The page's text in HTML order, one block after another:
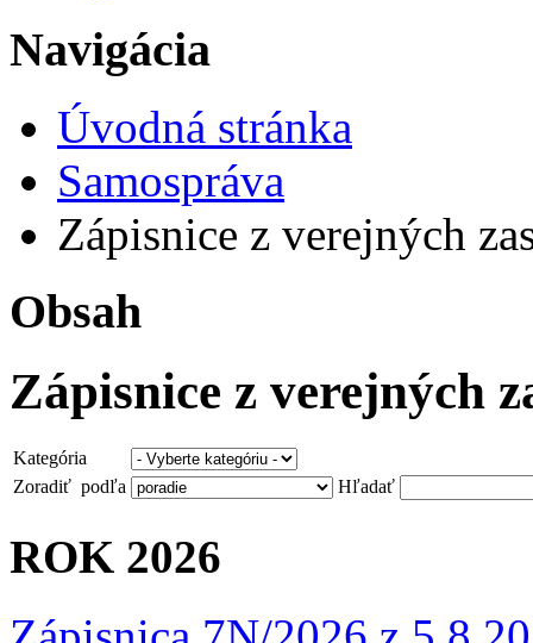
Navigácia
Úvodná stránka
Samospráva
Zápisnice z verejných
Obsah
Zápisnice z verejných
Kategória
Zoradiť podľa
Hľadať
ROK 2026